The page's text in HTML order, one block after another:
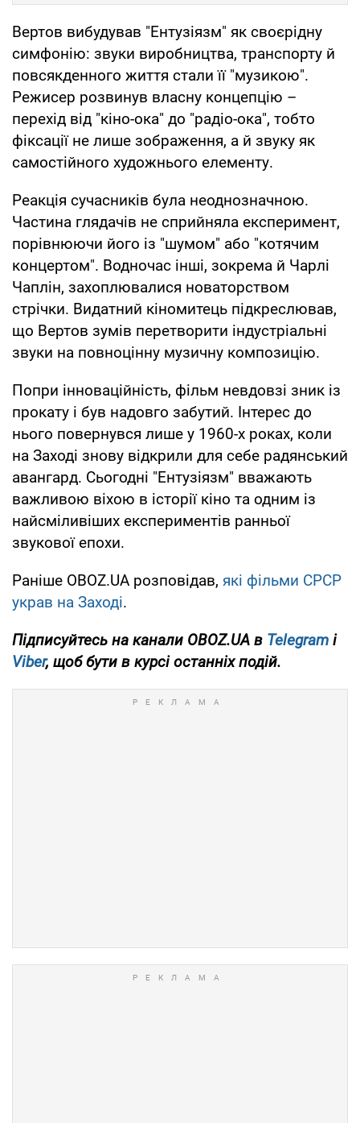
Вертов вибудував "Ентузіязм" як своєрідну
симфонію: звуки виробництва, транспорту й
повсякденного життя стали її "музикою".
Режисер розвинув власну концепцію –
перехід від "кіно-ока" до "радіо-ока", тобто
фіксації не лише зображення, а й звуку як
самостійного художнього елементу.
Реакція сучасників була неоднозначною.
Частина глядачів не сприйняла експеримент,
порівнюючи його із "шумом" або "котячим
концертом". Водночас інші, зокрема й Чарлі
Чаплін, захоплювалися новаторством
стрічки. Видатний кіномитець підкреслював,
що Вертов зумів перетворити індустріальні
звуки на повноцінну музичну композицію.
Попри інноваційність, фільм невдовзі зник із
прокату і був надовго забутий. Інтерес до
нього повернувся лише у 1960-х роках, коли
на Заході знову відкрили для себе радянський
авангард. Сьогодні "Ентузіязм" вважають
важливою віхою в історії кіно та одним із
найсміливіших експериментів ранньої
звукової епохи.
Раніше OBOZ.UA розповідав, які фільми СРСР
украв на Заході.
Підписуйтесь на канали OBOZ.UA в Telegram і
Viber, щоб бути в курсі останніх подій.